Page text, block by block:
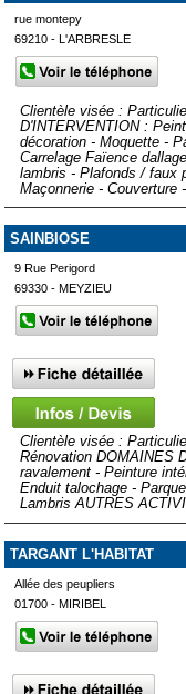
rue montepy
69210 - L'ARBRESLE
Clientèle visée :
D'INTERVENTION :
décoration - Moquette -
Carrelage Faïence
lambris - Plafonds / faux
Maçonnerie - Couverture -
SAINBIOSE
9 Rue Perigord
69330 - MEYZIEU
Clientèle visée :
Rénovation DOMAINES
ravalement - Peinture
Enduit talochage -
Lambris AUTRES
TARGANT L'HABITAT
Allée des peupliers
01700 - MIRIBEL